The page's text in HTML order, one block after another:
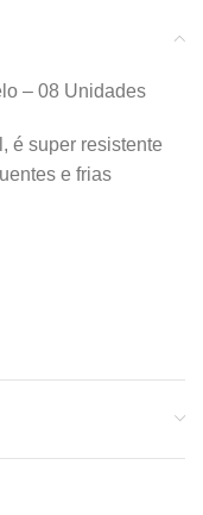
– 08 Unidades
é super resistente
e frias